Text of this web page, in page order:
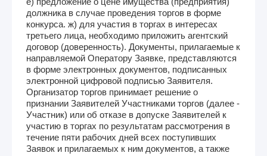
должника в случае проведения торгов в форме
конкурса. ж) для участия в торгах в интересах
третьего лица, необходимо приложить агентский
договор (доверенность). Документы, прилагаемые к
направляемой Оператору Заявке, представляются
в форме электронных документов, подписанных
электронной цифровой подписью Заявителя.
Организатор торгов принимает решение о
признании Заявителей Участниками торгов (далее -
Участник) или об отказе в допуске Заявителей к
участию в торгах по результатам рассмотрения в
течение пяти рабочих дней всех поступивших
Заявок и прилагаемых к ним документов, а также